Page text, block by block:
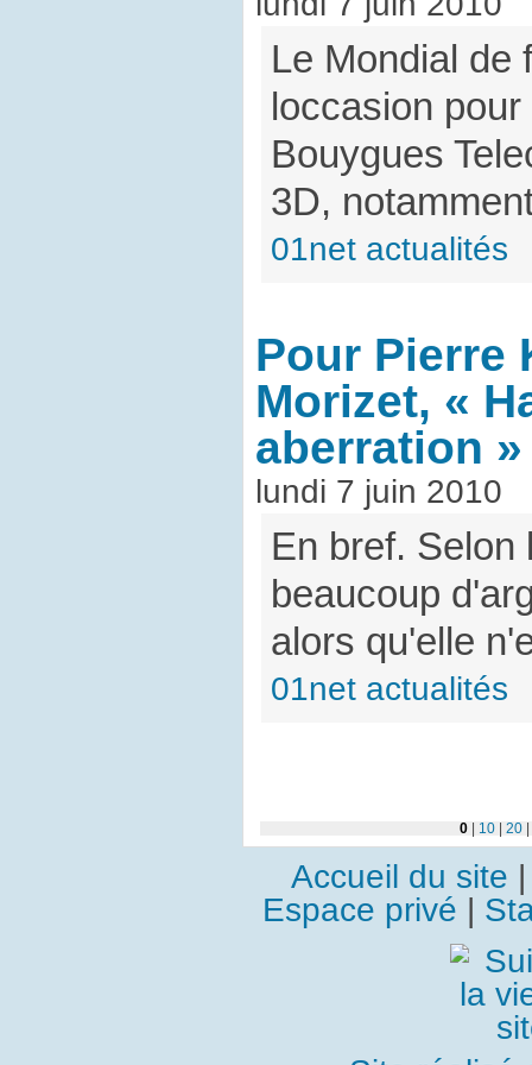
Le Mondial de
loccasion
Bouygues
3D,
01net actualités
Pour Pierre
Morizet, «
aberration »
lundi 7 juin 2010
En bref. Selon
beaucoup
alors qu'elle
01net actualités
0 | 10 | 20 |
Accueil du site
Espace privé |